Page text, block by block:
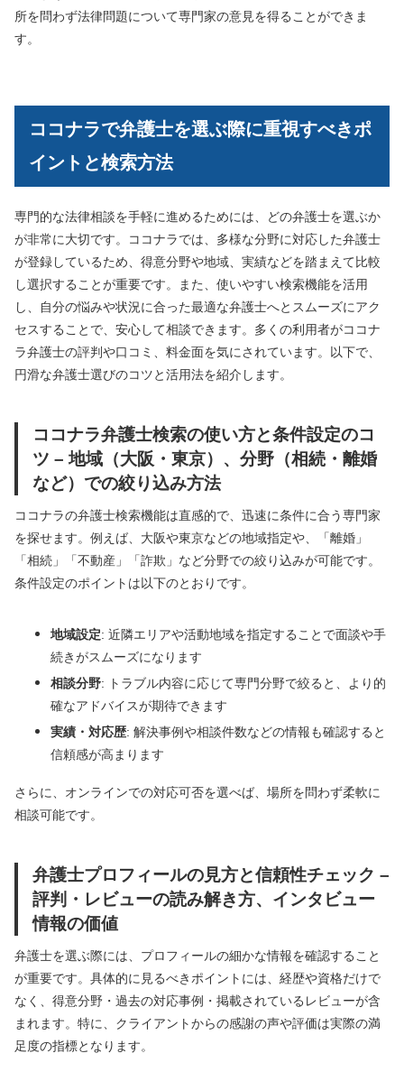
所を問わず法律問題について専門家の意見を得ることができま
す。
ココナラで弁護士を選ぶ際に重視すべきポ
イントと検索方法
専門的な法律相談を手軽に進めるためには、どの弁護士を選ぶか
が非常に大切です。ココナラでは、多様な分野に対応した弁護士
が登録しているため、得意分野や地域、実績などを踏まえて比較
し選択することが重要です。また、使いやすい検索機能を活用
し、自分の悩みや状況に合った最適な弁護士へとスムーズにアク
セスすることで、安心して相談できます。多くの利用者がココナ
ラ弁護士の評判や口コミ、料金面を気にされています。以下で、
円滑な弁護士選びのコツと活用法を紹介します。
ココナラ弁護士検索の使い方と条件設定のコ
ツ – 地域（大阪・東京）、分野（相続・離婚
など）での絞り込み方法
ココナラの弁護士検索機能は直感的で、迅速に条件に合う専門家
を探せます。例えば、大阪や東京などの地域指定や、「離婚」
「相続」「不動産」「詐欺」など分野での絞り込みが可能です。
条件設定のポイントは以下のとおりです。
地域設定: 近隣エリアや活動地域を指定することで面談や手
続きがスムーズになります
相談分野: トラブル内容に応じて専門分野で絞ると、より的
確なアドバイスが期待できます
実績・対応歴: 解決事例や相談件数などの情報も確認すると
信頼感が高まります
さらに、オンラインでの対応可否を選べば、場所を問わず柔軟に
相談可能です。
弁護士プロフィールの見方と信頼性チェック –
評判・レビューの読み解き方、インタビュー
情報の価値
弁護士を選ぶ際には、プロフィールの細かな情報を確認すること
が重要です。具体的に見るべきポイントには、経歴や資格だけで
なく、得意分野・過去の対応事例・掲載されているレビューが含
まれます。特に、クライアントからの感謝の声や評価は実際の満
足度の指標となります。